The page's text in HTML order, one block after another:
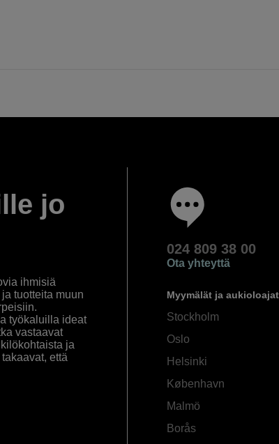
jo
ihmisiä
tuotteita muun
työkaluilla ideat
vastaavat
ja
että
024 809 38 00
Ota yhteyttä
Myymälät ja aukioloajat
Stockholm
Oslo
Helsinki
København
Malmö
Borås